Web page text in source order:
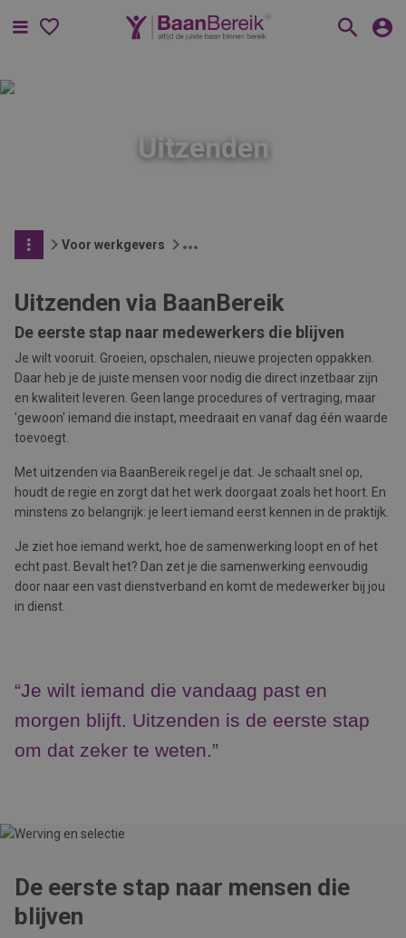
Menu
Uitzenden
Voor werkgevers
Uitzenden via BaanBereik
De eerste stap naar medewerkers die blijven
Je wilt vooruit. Groeien, opschalen, nieuwe projecten oppakken.
Daar heb je de juiste mensen voor nodig die direct inzetbaar zijn
en kwaliteit leveren. Geen lange procedures of vertraging, maar
'gewoon' iemand die instapt, meedraait en vanaf dag één waarde
toevoegt.
Met uitzenden via BaanBereik regel je dat. Je schaalt snel op,
houdt de regie en zorgt dat het werk doorgaat zoals het hoort. En
minstens zo belangrijk: je leert iemand eerst kennen in de praktijk.
Je ziet hoe iemand werkt, hoe de samenwerking loopt en of het
echt past. Bevalt het? Dan zet je die samenwerking eenvoudig
door naar een vast dienstverband en komt de medewerker bij jou
in dienst.
“Je wilt iemand die vandaag past en
morgen blijft. Uitzenden is de eerste stap
om dat zeker te weten.”
De eerste stap naar mensen die
blijven